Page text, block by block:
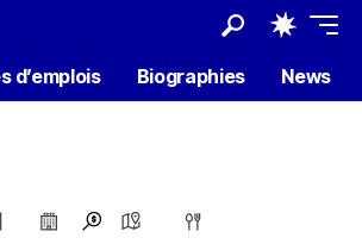
d’emplois Biographies News